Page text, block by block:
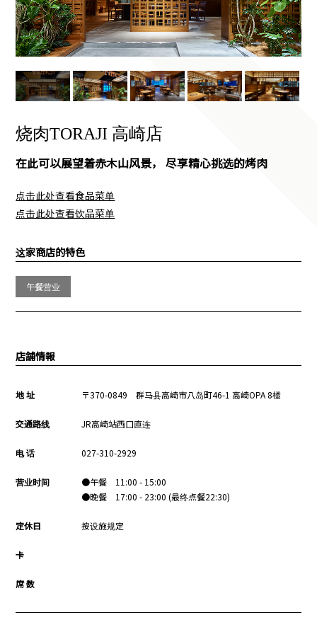
烧肉TORAJI 高崎店
在此可以展望着赤木山风景， 尽享精心挑选的烤肉
点击此处查看食品菜单
点击此处查看饮品菜单
这家商店的特色
午餐营业
店舗情報
地 址 〒370-0849 群马县高崎市八岛町46-1 高崎OPA 8楼
交通路线 JR高崎站西口直连
电 话 027-310-2929
营业时间
●午餐 11:00 - 15:00
●晚餐 17:00 - 23:00 (最终点餐22:30)
定休日 按设施规定
卡
席 数